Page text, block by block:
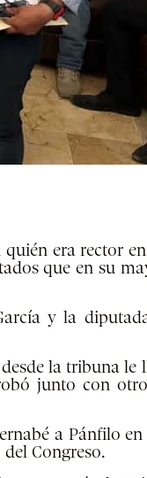
era rector
que en su
y la
la tribuna le
junto con
a Pánfilo
Congreso.